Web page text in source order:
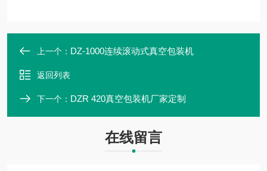
上一个： DZ-1000连续滚动式真空包装机
返回列表
下一个： DZR 420真空包装机厂家定制
在线留言